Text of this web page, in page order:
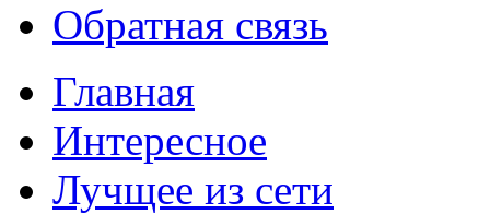
Обратная связь
Главная
Интересное
Лучщее из сети